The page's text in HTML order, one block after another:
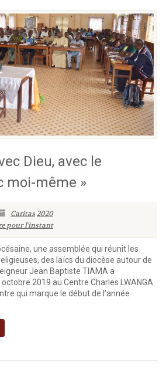
Dieu, avec le
moi-même »
Caritas2020
pour l'instant
une assemblée qui réunit les
des laïcs du diocèse autour de
Jean Baptiste TIAMA a
2019 au Centre Charles LWANGA
qui marque le début de l’année